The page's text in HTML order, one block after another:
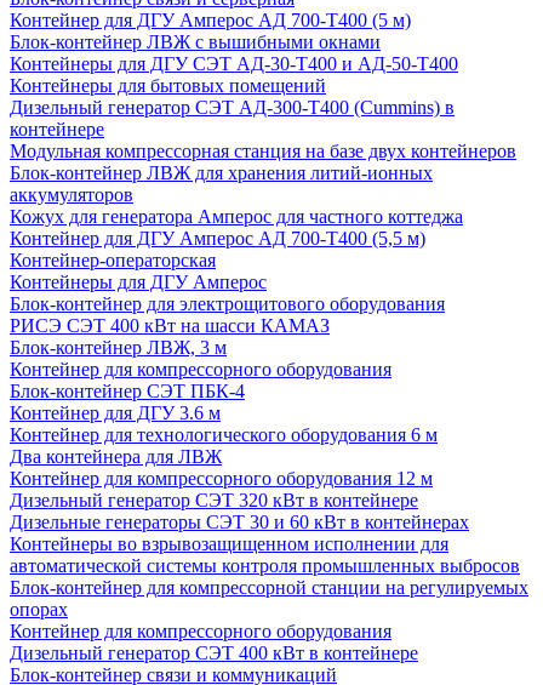
Контейнер для ДГУ Амперос АД 700-Т400 (5 м)
Блок-контейнер ЛВЖ с вышибными окнами
Контейнеры для ДГУ СЭТ АД-30-Т400 и АД-50-Т400
Контейнеры для бытовых помещений
Дизельный генератор СЭТ АД-300-Т400 (Cummins) в
контейнере
Модульная компрессорная станция на базе двух контейнеров
Блок-контейнер ЛВЖ для хранения литий-ионных
аккумуляторов
Кожух для генератора Амперос для частного коттеджа
Контейнер для ДГУ Амперос АД 700-Т400 (5,5 м)
Контейнер-операторская
Контейнеры для ДГУ Амперос
Блок-контейнер для электрощитового оборудования
РИСЭ СЭТ 400 кВт на шасси КАМАЗ
Блок-контейнер ЛВЖ, 3 м
Контейнер для компрессорного оборудования
Блок-контейнер СЭТ ПБК-4
Контейнер для ДГУ 3.6 м
Контейнер для технологического оборудования 6 м
Два контейнера для ЛВЖ
Контейнер для компрессорного оборудования 12 м
Дизельный генератор СЭТ 320 кВт в контейнере
Дизельные генераторы СЭТ 30 и 60 кВт в контейнерах
Контейнеры во взрывозащищенном исполнении для
автоматической системы контроля промышленных выбросов
Блок-контейнер для компрессорной станции на регулируемых
опорах
Контейнер для компрессорного оборудования
Дизельный генератор СЭТ 400 кВт в контейнере
Блок-контейнер связи и коммуникаций